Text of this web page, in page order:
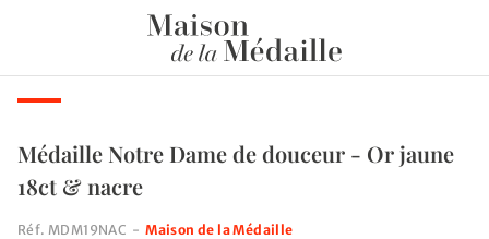
Médaille Notre Dame de douceur - Or jaune
18ct & nacre
Réf. MDM19NAC -Maison de la Médaille